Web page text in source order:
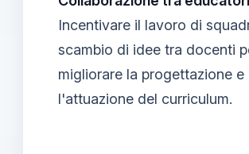
Incentivare il lavoro di
scambio di idee tra docenti
migliorare la progettazione e
l'attuazione del curriculum.